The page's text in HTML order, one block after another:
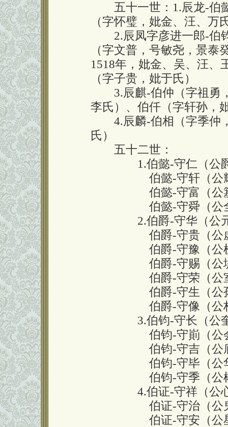
五十一世：1.辰龙-伯
（字怀璧，妣金、汪、万
2.辰凤字彦进一郎-伯
（字文普，号敏尧，景泰
1518年，妣金、吴、汪、
（字子贵，妣于氏）
3.辰麒-伯仲（字祖勇，
李氏）、伯仟（字轩孙，
4.辰麟-伯相（字季仲
氏）
五十二世：
1.伯懿-守仁（公爵
伯懿-守轩（公耀、
伯懿-守富（公簊、
伯懿-守舜（公全、
2.伯爵-守华（公元
伯爵-守贵（公虚、
伯爵-守豫（公梳、
伯爵-守赐（公堤、
伯爵-守荣（公室、
伯爵-守生（公孙、
伯爵-守像（公林、
3.伯钧-守长（公奎
伯钧-守崱（公会、
伯钧-守吉（公底、
伯钧-守毕（公华、
伯钧-守季（公椿、
4.伯证-守祥（公心
伯证-守治（公鬼、
伯证-守安（公星、